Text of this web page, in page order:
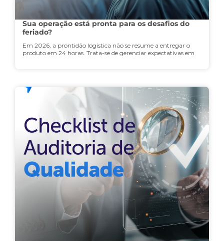
Sua operação está pronta para os desafios do
feriado?
Em 2026, a prontidão logística não se resume a entregar o
produto em 24 horas. Trata-se de gerenciar expectativas em